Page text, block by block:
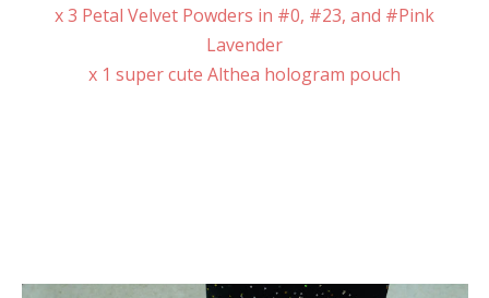
x 3 Petal Velvet Powders in #0, #23, and #Pink
Lavender
x 1 super cute Althea hologram pouch